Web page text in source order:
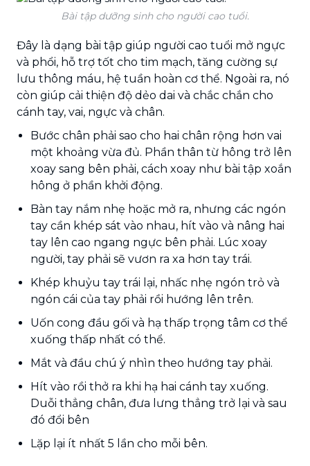
Bài tập dưỡng sinh cho người cao tuổi.
Đây là dạng bài tập giúp người cao tuổi mở ngực
và phổi, hỗ trợ tốt cho tim mạch, tăng cường sự
lưu thông máu, hệ tuần hoàn cơ thể. Ngoài ra, nó
còn giúp cải thiện độ dẻo dai và chắc chắn cho
cánh tay, vai, ngực và chân.
Bước chân phải sao cho hai chân rộng hơn vai
một khoảng vừa đủ. Phần thân từ hông trở lên
xoay sang bên phải, cách xoay như bài tập xoắn
hông ở phần khởi động.
Bàn tay nắm nhẹ hoặc mở ra, nhưng các ngón
tay cần khép sát vào nhau, hít vào và nâng hai
tay lên cao ngang ngực bên phải. Lúc xoay
người, tay phải sẽ vươn ra xa hơn tay trái.
Khép khuỷu tay trái lại, nhấc nhẹ ngón trỏ và
ngón cái của tay phải rồi hướng lên trên.
Uốn cong đầu gối và hạ thấp trọng tâm cơ thể
xuống thấp nhất có thể.
Mắt và đầu chú ý nhìn theo hướng tay phải.
Hít vào rồi thở ra khi hạ hai cánh tay xuống.
Duỗi thẳng chân, đưa lưng thẳng trở lại và sau
đó đổi bên
Lặp lại ít nhất 5 lần cho mỗi bên.